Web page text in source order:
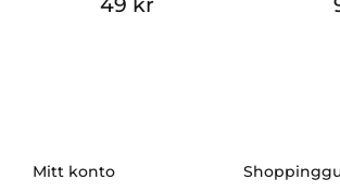
49 kr
Mitt konto